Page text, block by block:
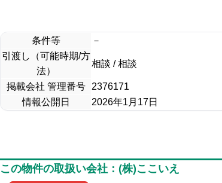
条件等 －
引渡し（可能時期/方
法）
相談 / 相談
掲載会社 管理番号 2376171
情報公開日
2026年1月17日
この物件の取扱い会社：(株)ここいえ